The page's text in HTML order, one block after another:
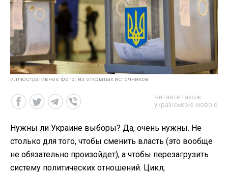
иллюстративное фото: из открытых источников
Читайте також
українською мовою
Нужны ли Украине выборы? Да, очень нужны. Не
столько для того, чтобы сменить власть (это вообще
не обязательно произойдет), а чтобы перезагрузить
систему политических отношений. Цикл,